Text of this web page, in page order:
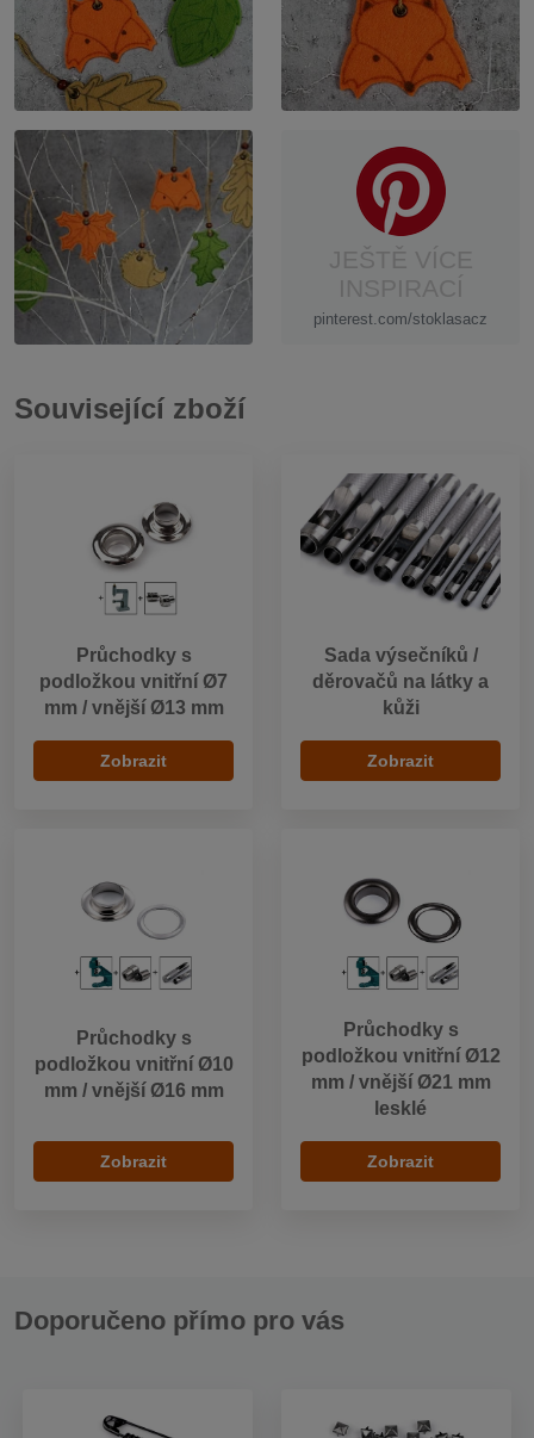
pinterest.com/stoklasacz
Související zboží
Průchodky s
podložkou vnitřní Ø7
mm / vnější Ø13 mm
Zobrazit
Sada výsečníků /
děrovačů na látky a
kůži
Zobrazit
Průchodky s
podložkou vnitřní Ø10
mm / vnější Ø16 mm
Zobrazit
Průchodky s
podložkou vnitřní Ø12
mm / vnější Ø21 mm
lesklé
Zobrazit
Doporučeno přímo pro vás